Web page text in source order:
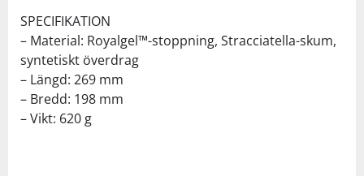
SPECIFIKATION
– Material: Royalgel™-stoppning, Stracciatella-skum,
syntetiskt överdrag
– Längd: 269 mm
– Bredd: 198 mm
– Vikt: 620 g